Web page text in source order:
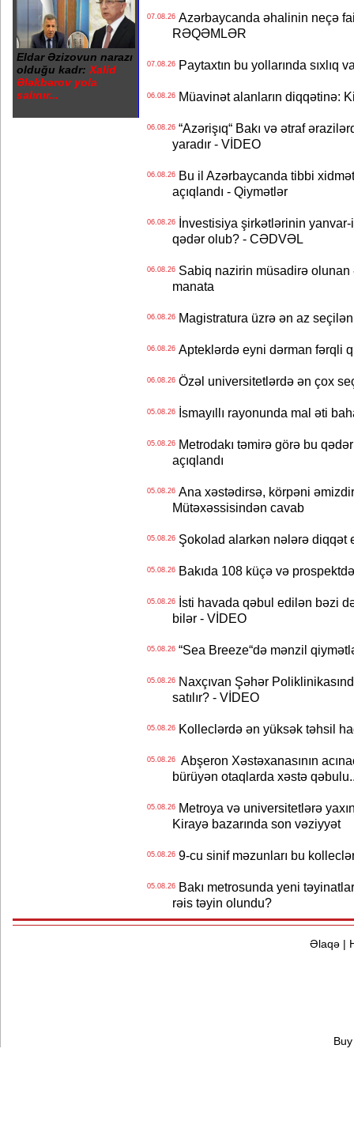
Eldar Əzizovun narazı
olduğu kadr: Xalid
Ələkbərov yola
salınır...
07.08.26Azərbaycanda əhalinin neçə
RƏQƏMLƏR
07.08.26Paytaxtın bu yollarında sıxlıq
06.08.26Müavinət alanların diqqətinə:
06.08.26“Azərişıq“ Bakı və ətraf
yaradır - VİDEO
06.08.26Bu il Azərbaycanda tibbi
açıqlandı - Qiymətlər
06.08.26İnvestisiya şirkətlərinin yanvar-
qədər olub? - CƏDVƏL
06.08.26Sabiq nazirin müsadirə olunan
manata
06.08.26Magistratura üzrə ən az
06.08.26Apteklərdə eyni dərman fərqli
06.08.26Özəl universitetlərdə ən çox
05.08.26İsmayıllı rayonunda mal əti
05.08.26Metrodakı təmirə görə bu
açıqlandı
05.08.26Ana xəstədirsə, körpəni
Mütəxəssisindən cavab
05.08.26Şokolad alarkən nələrə diqqət
05.08.26Bakıda 108 küçə və
05.08.26İsti havada qəbul edilən bəzi
bilər - VİDEO
05.08.26“Sea Breeze“də mənzil
05.08.26Naxçıvan Şəhər
satılır? - VİDEO
05.08.26Kolleclərdə ən yüksək təhsil
05.08.26Abşeron Xəstəxanasının
bürüyən otaqlarda xəstə
05.08.26Metroya və universitetlərə
Kirayə bazarında son vəziyyət
05.08.269-cu sinif məzunları bu
05.08.26Bakı metrosunda yeni
rəis təyin olundu?
Əlaqə|